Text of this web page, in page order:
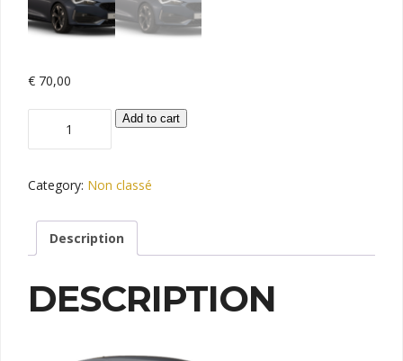
€ 70,00
Add to cart
Category: Non classé
Description
DESCRIPTION